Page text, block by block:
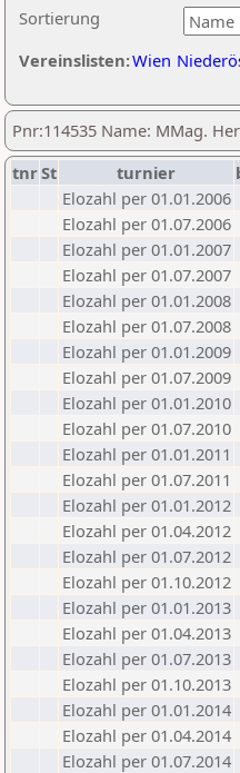
Sortierung
Vereinslisten:Wien
Pnr:114535 Name: MMag.
tnrSt turnier
Elozahl per 01.01.2006
Elozahl per 01.07.2006
Elozahl per 01.01.2007
Elozahl per 01.07.2007
Elozahl per 01.01.2008
Elozahl per 01.07.2008
Elozahl per 01.01.2009
Elozahl per 01.07.2009
Elozahl per 01.01.2010
Elozahl per 01.07.2010
Elozahl per 01.01.2011
Elozahl per 01.07.2011
Elozahl per 01.01.2012
Elozahl per 01.04.2012
Elozahl per 01.07.2012
Elozahl per 01.10.2012
Elozahl per 01.01.2013
Elozahl per 01.04.2013
Elozahl per 01.07.2013
Elozahl per 01.10.2013
Elozahl per 01.01.2014
Elozahl per 01.04.2014
Elozahl per 01.07.2014